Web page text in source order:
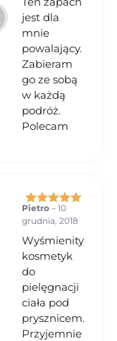
jest dla
mnie
powalający.
Zabieram
go ze sobą
w każdą
podróż.
Polecam
Oceniono
na 5
Pietro – 10
grudnia, 2018
Wyśmienity
kosmetyk
do
pielęgnacji
ciała pod
prysznicem.
Przyjemnie